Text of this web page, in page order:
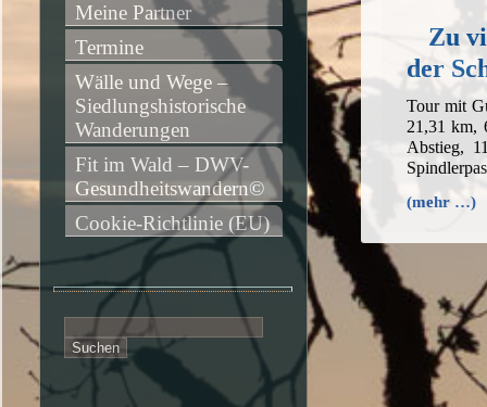
Zu
der
Tour mit
21,31 km,
Abstieg,
(mehr …)
Meine Partner
Termine
Wälle und Wege –
Siedlungshistorische
Wanderungen
Fit im Wald – DWV-
Gesundheitswandern©
Cookie-Richtlinie (EU)
nach: